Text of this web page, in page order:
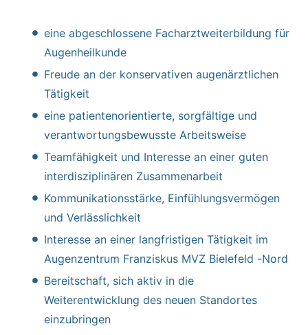
eine abgeschlossene Facharztweiterbildung für
Augenheilkunde
Freude an der konservativen augenärztlichen
Tätigkeit
eine patientenorientierte, sorgfältige und
verantwortungsbewusste Arbeitsweise
Teamfähigkeit und Interesse an einer guten
interdisziplinären Zusammenarbeit
Kommunikationsstärke, Einfühlungsvermögen
und Verlässlichkeit
Interesse an einer langfristigen Tätigkeit im
Augenzentrum Franziskus MVZ Bielefeld -Nord
Bereitschaft, sich aktiv in die
Weiterentwicklung des neuen Standortes
einzubringen